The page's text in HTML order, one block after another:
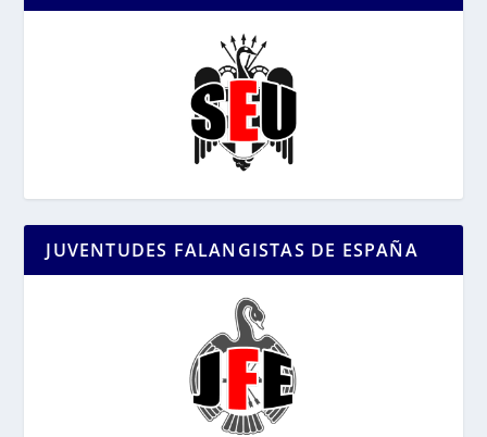
JUVENTUDES FALANGISTAS DE ESPAÑA